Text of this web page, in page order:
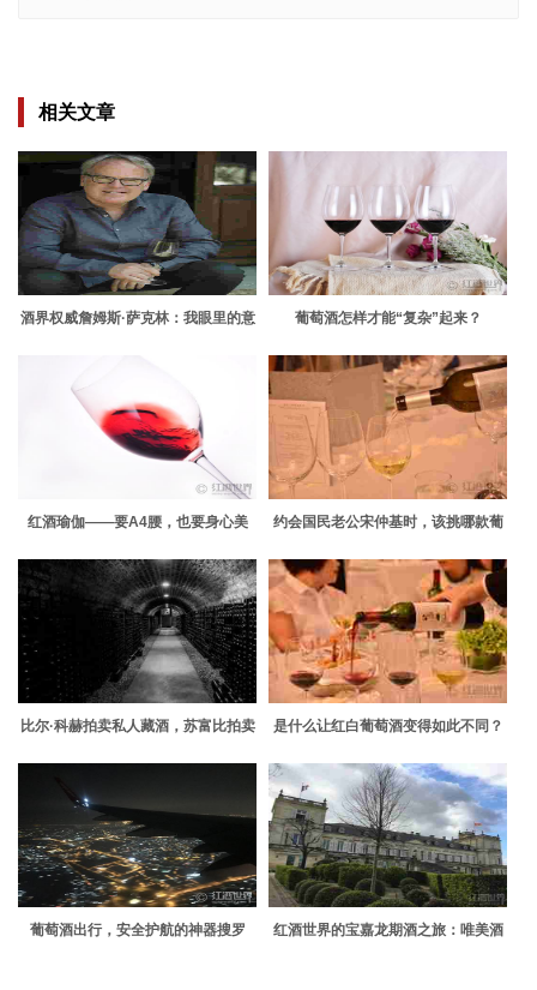
相关文章
酒界权威詹姆斯·萨克林：我眼里的意
葡萄酒怎样才能“复杂”起来？
红酒瑜伽——要A4腰，也要身心美
约会国民老公宋仲基时，该挑哪款葡
比尔·科赫拍卖私人藏酒，苏富比拍卖
是什么让红白葡萄酒变得如此不同？
葡萄酒出行，安全护航的神器搜罗
红酒世界的宝嘉龙期酒之旅：唯美酒